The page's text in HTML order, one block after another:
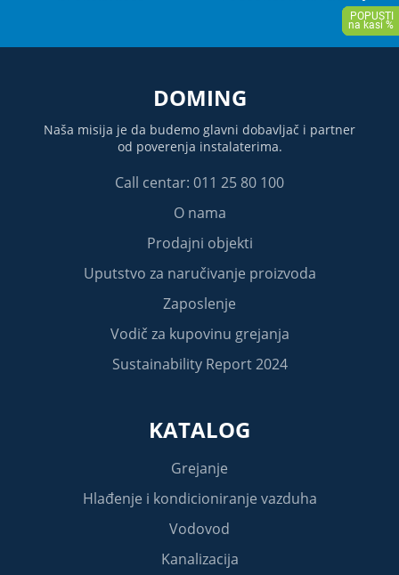
DOMING
Naša misija je da budemo glavni dobavljač i partner
od poverenja instalaterima.
Call centar: 011 25 80 100
O nama
Prodajni objekti
Uputstvo za naručivanje proizvoda
Zaposlenje
Vodič za kupovinu grejanja
Sustainability Report 2024
KATALOG
Grejanje
Hlađenje i kondicioniranje vazduha
Vodovod
Kanalizacija